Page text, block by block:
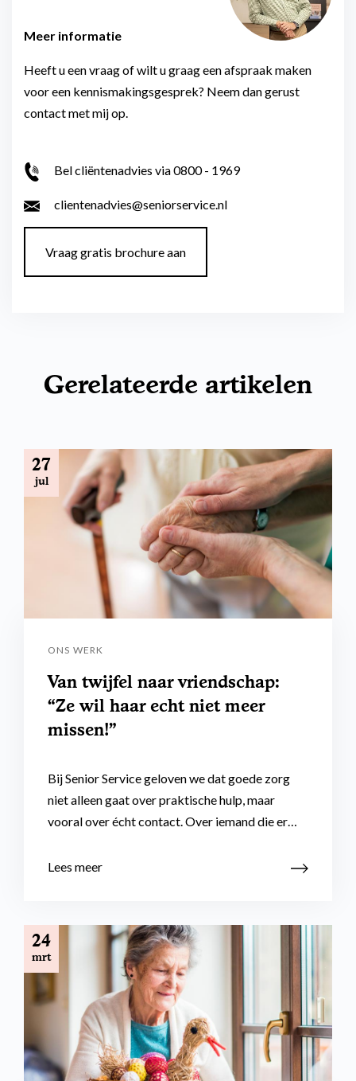
Meer informatie
Heeft u een vraag of wilt u graag een afspraak maken
voor een kennismakingsgesprek? Neem dan gerust
contact met mij op.
Bel cliëntenadvies via 0800 - 1969
clientenadvies@seniorservice.nl
Vraag gratis brochure aan
Gerelateerde artikelen
27
jul
ONS WERK
Van twijfel naar vriendschap:
“Ze wil haar echt niet meer
missen!”
Bij Senior Service geloven we dat goede zorg
niet alleen gaat over praktische hulp, maar
vooral over écht contact. Over iemand die er…
Lees meer
24
mrt